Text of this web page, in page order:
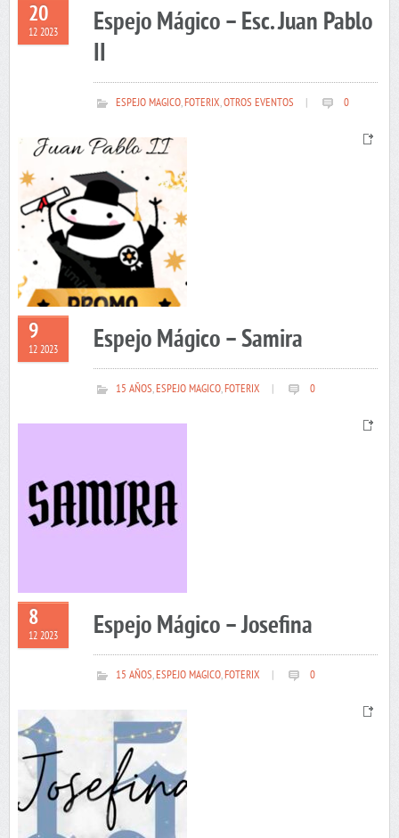
20
12 2023
Espejo Mágico – Esc. Juan Pablo
II
ESPEJO MAGICO,FOTERIX,OTROS EVENTOS 0
9
12 2023 Espejo Mágico – Samira
15 AÑOS,ESPEJO MAGICO,FOTERIX 0
8
12 2023 Espejo Mágico – Josefina
15 AÑOS,ESPEJO MAGICO,FOTERIX 0